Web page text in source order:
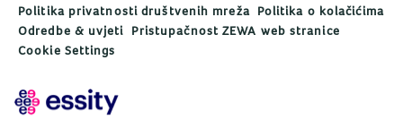
Politika privatnosti društvenih mreža Politika o kolačićima
Odredbe & uvjeti Pristupačnost ZEWA web stranice
Cookie Settings